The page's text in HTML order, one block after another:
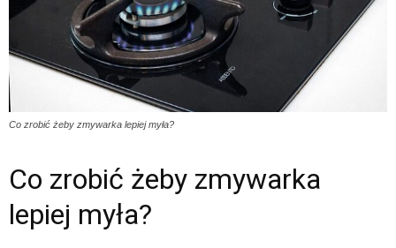
Co zrobić żeby zmywarka lepiej myła?
Co zrobić żeby zmywarka
lepiej myła?